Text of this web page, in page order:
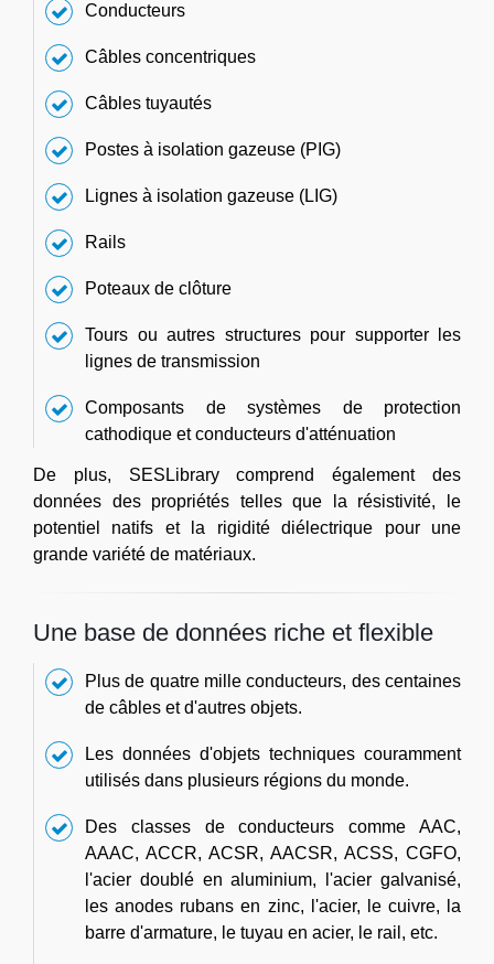
Conducteurs
Câbles concentriques
Câbles tuyautés
Postes à isolation gazeuse (PIG)
Lignes à isolation gazeuse (LIG)
Rails
Poteaux de clôture
Tours ou autres structures pour supporter les
lignes de transmission
Composants de systèmes de protection
cathodique et conducteurs d'atténuation
De plus, SESLibrary comprend également des
données des propriétés telles que la résistivité, le
potentiel natifs et la rigidité diélectrique pour une
grande variété de matériaux.
Une base de données riche et flexible
Plus de quatre mille conducteurs, des centaines
de câbles et d'autres objets.
Les données d'objets techniques couramment
utilisés dans plusieurs régions du monde.
Des classes de conducteurs comme AAC,
AAAC, ACCR, ACSR, AACSR, ACSS, CGFO,
l'acier doublé en aluminium, l'acier galvanisé,
les anodes rubans en zinc, l'acier, le cuivre, la
barre d'armature, le tuyau en acier, le rail, etc.